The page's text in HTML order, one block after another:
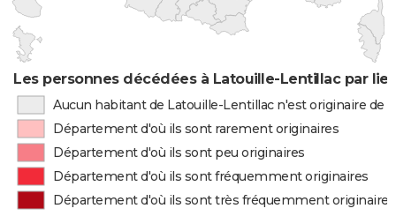
Les personnes décédées à Latouille-Lentillac par
Aucun habitant de Latouille-Lentillac n'est originaire de
Département d'où ils sont rarement originaires
Département d'où ils sont peu originaires
Département d'où ils sont fréquemment originaires
Département d'où ils sont très fréquemment originaires